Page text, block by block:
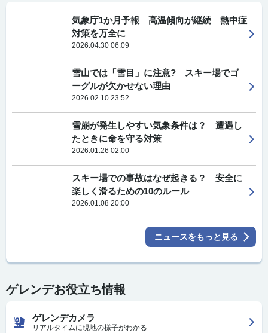
気象庁1か月予報 高温傾向が継続 熱中症
対策を万全に
2026.04.30 06:09
雪山では「雪目」に注意? スキー場でゴ
ーグルが欠かせない理由
2026.02.10 23:52
雪崩が発生しやすい気象条件は？ 遭遇し
たときに命を守る対策
2026.01.26 02:00
スキー場での事故はなぜ起きる？ 安全に
楽しく滑るための10のルール
2026.01.08 20:00
ニュースをもっと見る
ゲレンデお役立ち情報
ゲレンデカメラ
リアルタイムに現地の様子がわかる